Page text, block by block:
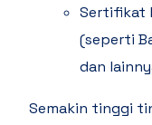
Sertifikat
(seperti
dan
Semakin tinggi